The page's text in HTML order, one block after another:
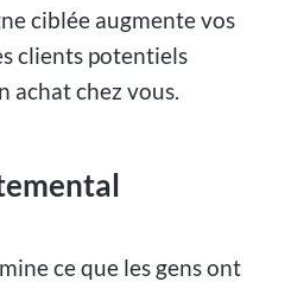
ciblée augmente vos
clients potentiels
achat chez vous.
ce que les gens ont